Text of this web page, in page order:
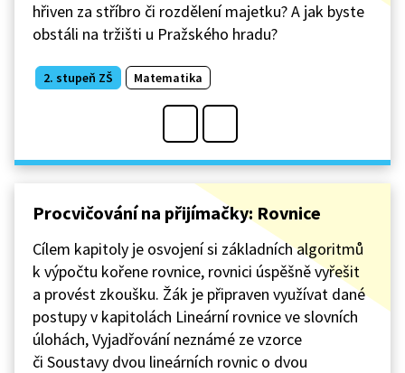
hřiven za stříbro či rozdělení majetku? A jak byste
obstáli na tržišti u Pražského hradu?
2. stupeň ZŠ Matematika
Procvičování na přijímačky: Rovnice
Cílem kapitoly je osvojení si základních algoritmů
k výpočtu kořene rovnice, rovnici úspěšně vyřešit
a provést zkoušku. Žák je připraven využívat dané
postupy v kapitolách Lineární rovnice ve slovních
úlohách, Vyjadřování neznámé ze vzorce
či Soustavy dvou lineárních rovnic o dvou